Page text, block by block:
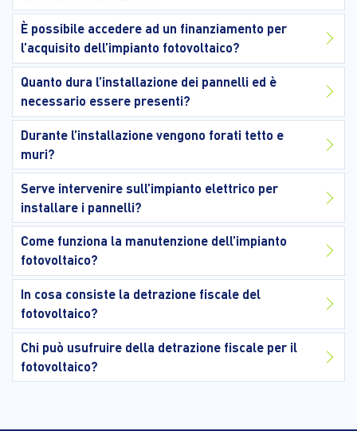
È possibile accedere ad un finanziamento per
l’acquisito dell’impianto fotovoltaico?
Quanto dura l’installazione dei pannelli ed è
necessario essere presenti?
Durante l’installazione vengono forati tetto e
muri?
Serve intervenire sull’impianto elettrico per
installare i pannelli?
Come funziona la manutenzione dell’impianto
fotovoltaico?
In cosa consiste la detrazione fiscale del
fotovoltaico?
Chi può usufruire della detrazione fiscale per il
fotovoltaico?